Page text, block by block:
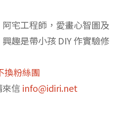
宅工程師，愛畫心智圖及
趣是帶小孩 DIY 作實驗修
粉絲團
信 info@idiri.net